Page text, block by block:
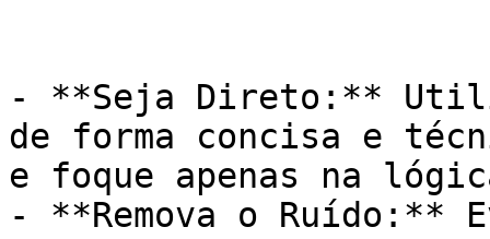
- **Seja Direto:**
de forma concisa e
e foque apenas na
- **Remova o Ruído:**